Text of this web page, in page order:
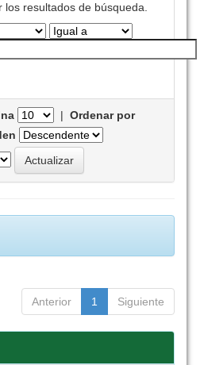
resultados de búsqueda.
|Ordenar por
Anterior 1 Siguiente